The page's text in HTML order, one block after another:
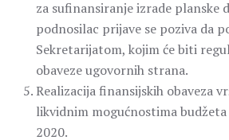
za sufinansiranje izrade planske
podnosilac prijave se poziva da
Sekretarijatom, kojim će biti
obaveze ugovornih strana.
Realizacija finansijskih obaveza
likvidnim mogućnostima budžeta
2020.